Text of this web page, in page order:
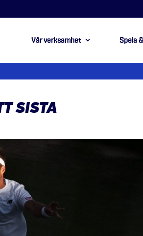
Vår verksamhet Spela
SISTA